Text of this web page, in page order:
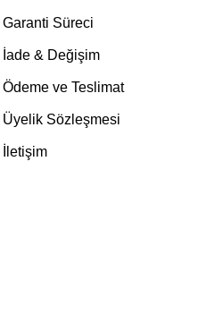
Garanti Süreci
İade & Değişim
Ödeme ve Teslimat
Üyelik Sözleşmesi
İletişim